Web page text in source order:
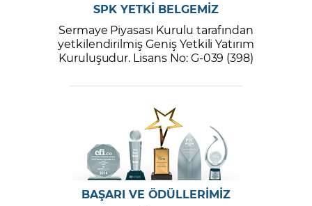
SPK YETKİ BELGEMİZ
Sermaye Piyasası Kurulu tarafından
yetkilendirilmiş Geniş Yetkili Yatırım
Kuruluşudur. Lisans No: G-039 (398)
BAŞARI VE ÖDÜLLERİMİZ